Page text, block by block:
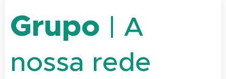
Grupo | A
nossa rede